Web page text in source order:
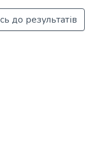
до результатів